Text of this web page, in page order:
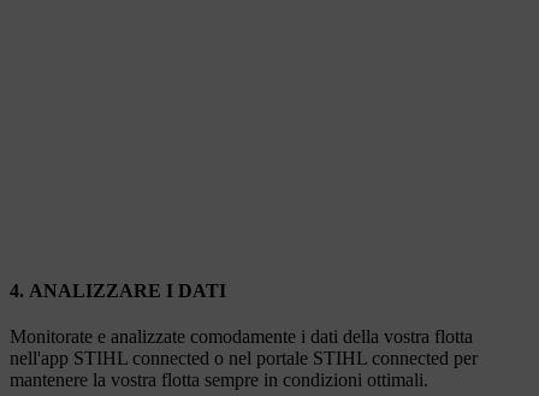
4. ANALIZZARE I DATI
Monitorate e analizzate comodamente i dati della vostra flotta
nell'app STIHL connected o nel portale STIHL connected per
mantenere la vostra flotta sempre in condizioni ottimali.